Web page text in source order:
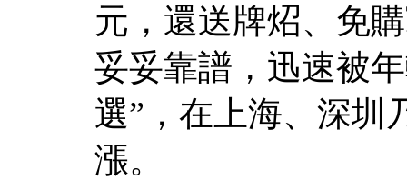
元，還送牌炤、免
妥妥靠譜，迅速被
選”，在上海、深圳
漲。